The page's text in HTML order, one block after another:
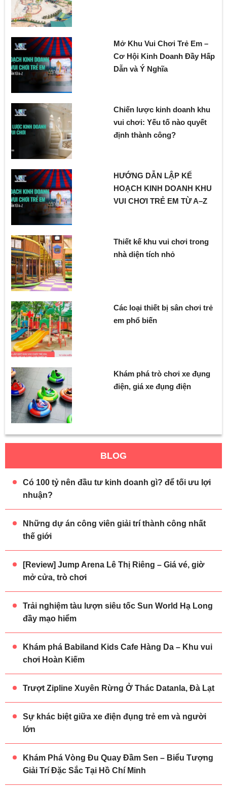
Mở Khu Vui Chơi Trẻ Em –
Cơ Hội Kinh Doanh Đầy Hấp
Dẫn và Ý Nghĩa
Chiến lược kinh doanh khu
vui chơi: Yếu tố nào quyết
định thành công?
HƯỚNG DẪN LẬP KẾ
HOẠCH KINH DOANH KHU
VUI CHƠI TRẺ EM TỪ A–Z
Thiết kế khu vui chơi trong
nhà diện tích nhỏ
Các loại thiết bị sân chơi trẻ
em phổ biến
Khám phá trò chơi xe đụng
điện, giá xe đụng điện
BLOG
Có 100 tỷ nên đầu tư kinh doanh gì? để tối ưu lợi
nhuận?
Những dự án công viên giải trí thành công nhất
thế giới
[Review] Jump Arena Lê Thị Riêng – Giá vé, giờ
mở cửa, trò chơi
Trải nghiệm tàu lượn siêu tốc Sun World Hạ Long
đầy mạo hiểm
Khám phá Babiland Kids Cafe Hàng Da – Khu vui
chơi Hoàn Kiếm
Trượt Zipline Xuyên Rừng Ở Thác Datanla, Đà Lạt
Sự khác biệt giữa xe điện đụng trẻ em và người
lớn
Khám Phá Vòng Đu Quay Đầm Sen – Biểu Tượng
Giải Trí Đặc Sắc Tại Hồ Chí Minh